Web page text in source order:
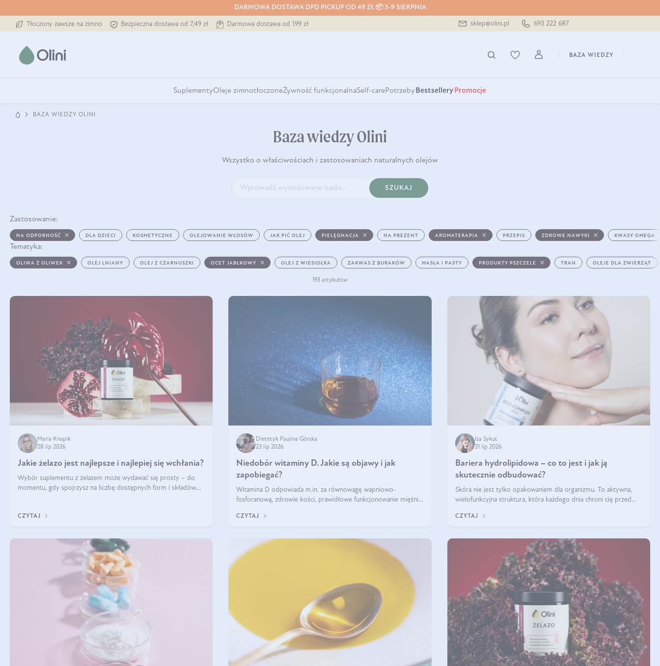
DARMOWA DOSTAWA DPD PICKUP OD 49 ZŁ 📦 3-9 SIERPNIA
Tłoczony zawsze na zimno Bezpieczna dostawa od 7,49 zł Darmowa dostawa od 199 zł sklep@olini.pl 693 222 687
BAZA WIEDZY
SuplementyOleje zimnotłoczoneŻywność funkcjonalnaSelf-carePotrzeby Bestsellery Promocje
BAZA WIEDZY OLINI
Baza wiedzy Olini
Wszystko o właściwościach i zastosowaniach naturalnych olejów
SZUKAJ
Zastosowanie:
NA ODPORNOŚĆ DLA DZIECI KOSMETYCZNE OLEJOWANIE WŁOSÓW JAK PIĆ OLEJ PIELĘGNACJA NA PREZENT AROMATERAPIA PRZEPIS ZDROWE NAWYKI KWASY OMEGA
Tematyka:
OLIWA Z OLIWEK OLEJ LNIANY OLEJ Z CZARNUSZKI OCET JABŁKOWY OLEJ Z WIESIOŁKA ZAKWAS Z BURAKÓW MASŁA I PASTY PRODUKTY PSZCZELE TRAN OLEJE DLA ZWIERZĄT
193 artykułów
Maria Knapik
28 lip 2026
Jakie żelazo jest najlepsze i najlepiej się wchłania?
Wybór suplementu z żelazem może wydawać się prosty – do
momentu, gdy spojrzysz na liczbę dostępnych form i składów.
suplement?
CZYTAJ
Dietetyk Paulina Górska
23 lip 2026
Niedobór witaminy D. Jakie są objawy i jak
zapobiegać?
Witamina D odpowiada m.in. za równowagę wapniowo-
fosforanową, zdrowie kości, prawidłowe funkcjonowanie mięśni i
pod wpływem słońca, niedobór witaminy D pozostaje częstym
CZYTAJ
Iza Sykut
21 lip 2026
Bariera hydrolipidowa – co to jest i jak ją
skutecznie odbudować?
Skóra nie jest tylko opakowaniem dla organizmu. To aktywna,
wielofunkcyjna struktura, która każdego dnia chroni cię przed
środowiskowymi. Jednym z jej kluczowych elementów jest
CZYTAJ